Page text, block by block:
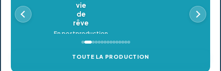
En postproduction
TOUTE LA PRODUCTION